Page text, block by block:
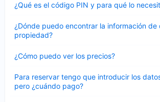
¿Qué es el código PIN y para qué lo
cerrado
¿Dónde puedo encontrar la información de
propiedad?
cerrado
¿Cómo puedo ver los precios?
cerrado
Para reservar tengo que introducir los
pero ¿cuándo pago?
cerrado